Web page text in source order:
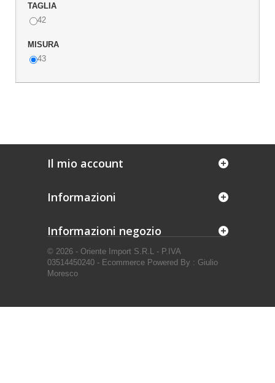
TAGLIA
42
MISURA
43
Il mio account
Informazioni
© 2026 - Oriente Import S.R.L - P.IVA
03514450240 - Ecommerce Powered By : Giulio
Moresco
Informazioni negozio